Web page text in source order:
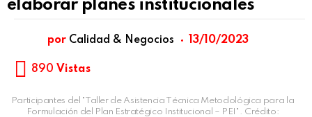
elaborar planes institucionales
por Calidad & Negocios 13/10/2023
890 Vistas
Participantes del "Taller de Asistencia Técnica Metodológica para la
Formulación del Plan Estratégico Institucional – PEI". Crédito: